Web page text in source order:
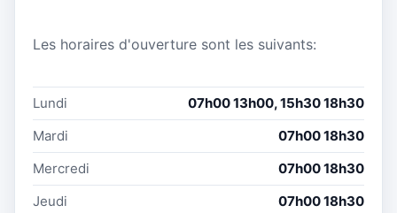
Les horaires d'ouverture sont les suivants:
Lundi
07h00 13h00, 15h30 18h30
Mardi
07h00 18h30
Mercredi
07h00 18h30
Jeudi
07h00 18h30